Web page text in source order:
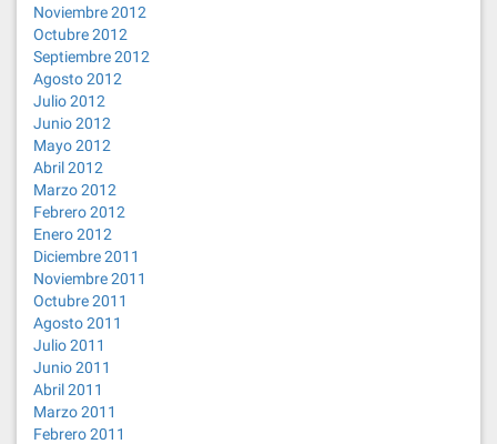
Noviembre 2012
Octubre 2012
Septiembre 2012
Agosto 2012
Julio 2012
Junio 2012
Mayo 2012
Abril 2012
Marzo 2012
Febrero 2012
Enero 2012
Diciembre 2011
Noviembre 2011
Octubre 2011
Agosto 2011
Julio 2011
Junio 2011
Abril 2011
Marzo 2011
Febrero 2011